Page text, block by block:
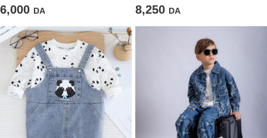
6,000 DA 8,250 DA